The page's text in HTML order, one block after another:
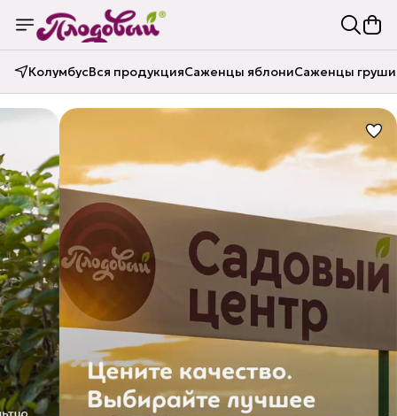
КолумбусВся продукцияСаженцы яблониСаженцы груши